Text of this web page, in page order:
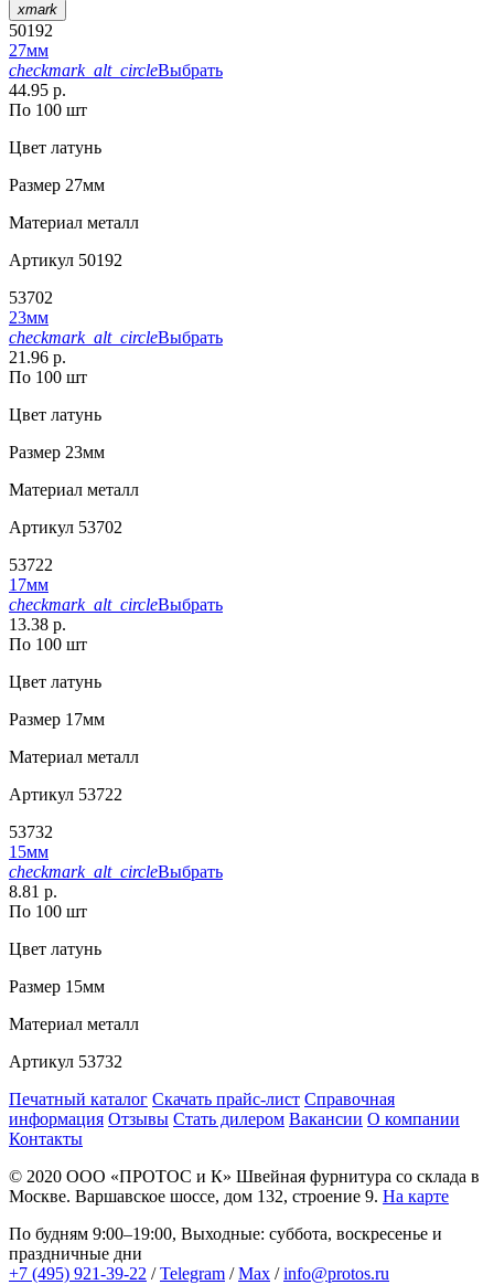
xmark
50192
27мм
checkmark_alt_circleВыбрать
44.95 р.
По 100 шт
Цвет латунь
Размер 27мм
Материал металл
Артикул 50192
53702
23мм
checkmark_alt_circleВыбрать
21.96 р.
По 100 шт
Цвет латунь
Размер 23мм
Материал металл
Артикул 53702
53722
17мм
checkmark_alt_circleВыбрать
13.38 р.
По 100 шт
Цвет латунь
Размер 17мм
Материал металл
Артикул 53722
53732
15мм
checkmark_alt_circleВыбрать
8.81 р.
По 100 шт
Цвет латунь
Размер 15мм
Материал металл
Артикул 53732
Печатный каталог Скачать прайс-лист Справочная
информация Отзывы Стать дилером Вакансии О компании
Контакты
© 2020 ООО «ПРОТОС и К» Швейная фурнитура со склада в
Москве. Варшавское шоссе, дом 132, строение 9. На карте
По будням 9:00–19:00, Выходные: суббота, воскресенье и
праздничные дни
+7 (495) 921-39-22 /Telegram /Max /info@protos.ru